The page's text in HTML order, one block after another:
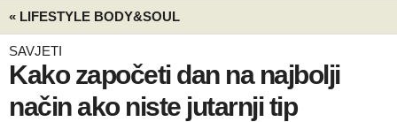
« LIFESTYLE BODY&SOUL
SAVJETI
Kako započeti dan na najbolji
način ako niste jutarnji tip